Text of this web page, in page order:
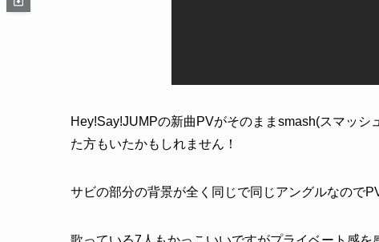
Hey!Say!JUMPの新曲PVがそのままsmash(スマッ
た方もいたかもしれません！
サビの部分の背景が全く同じで同じアングルなので